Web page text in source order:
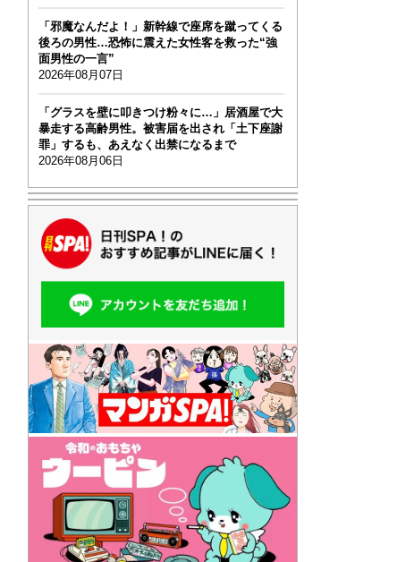
「邪魔なんだよ！」新幹線で座席を蹴ってくる
後ろの男性…恐怖に震えた女性客を救った“強
面男性の一言”
2026年08月07日
「グラスを壁に叩きつけ粉々に…」居酒屋で大
暴走する高齢男性。被害届を出され「土下座謝
罪」するも、あえなく出禁になるまで
2026年08月06日